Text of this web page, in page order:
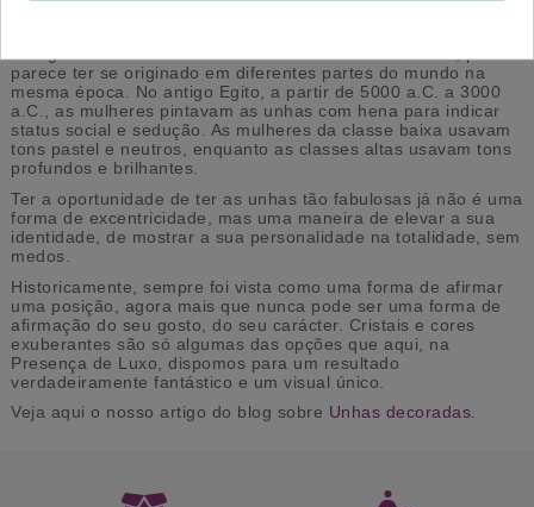
unhas, geralmente depois demanicures ou pedicures. Nail art
A origem exata dos tratamentos das unhas não é clara, pois
parece ter se originado em diferentes partes do mundo na
mesma época. No antigo Egito, a partir de 5000 a.C. a 3000
a.C., as mulheres pintavam as unhas com hena para indicar
status social e sedução. As mulheres da classe baixa usavam
tons pastel e neutros, enquanto as classes altas usavam tons
profundos e brilhantes.
Ter a oportunidade de ter as unhas tão fabulosas já não é uma
forma de excentricidade, mas uma maneira de elevar a sua
identidade, de mostrar a sua personalidade na totalidade, sem
medos.
Historicamente, sempre foi vista como uma forma de afirmar
uma posição, agora mais que nunca pode ser uma forma de
afirmação do seu gosto, do seu carácter. Cristais e cores
exuberantes são só algumas das opções que aqui, na
Presença de Luxo, dispomos para um resultado
verdadeiramente fantástico e um visual único.
Veja aqui o nosso artigo do blog sobre Unhas decoradas